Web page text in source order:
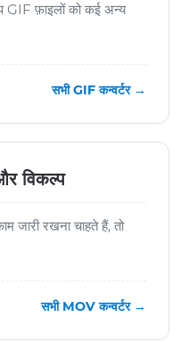
फ़ाइलों को कई अन्य
सभी GIF कन्वर्टर →
विकल्प
जारी रखना चाहते हैं, तो
सभी MOV कन्वर्टर →